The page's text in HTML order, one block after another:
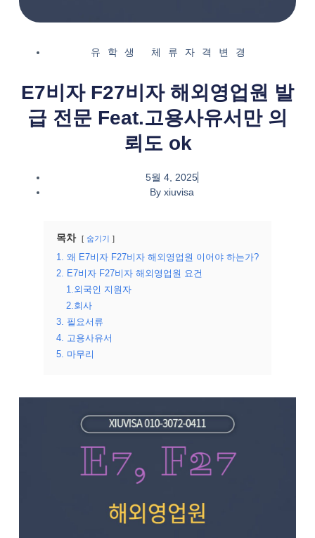
유학생 체류자격변경
E7비자 F27비자 해외영업원 발
급 전문 Feat.고용사유서만 의
뢰도 ok
5월 4, 2025
Byxiuvisa
목차 숨기기
1. 왜 E7비자 F27비자 해외영업원 이어야 하는가?
2. E7비자 F27비자 해외영업원 요건
1.외국인 지원자
2.회사
3. 필요서류
4. 고용사유서
5. 마무리